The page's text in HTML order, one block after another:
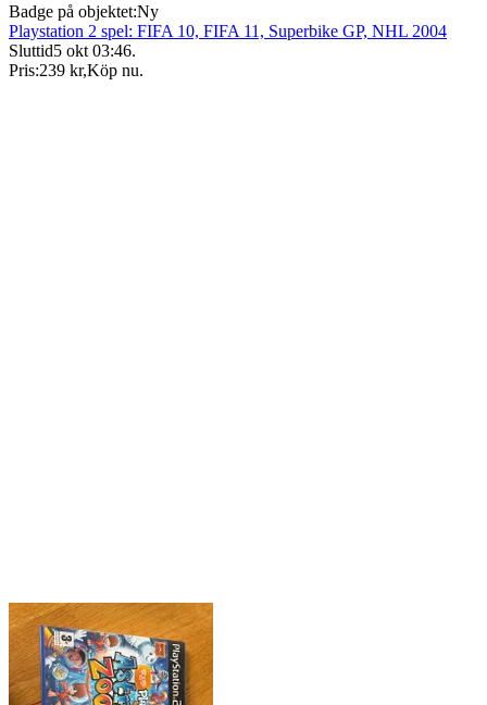
Badge på objektet:Ny
Playstation 2 spel: FIFA 10, FIFA 11, Superbike GP, NHL 2004
Sluttid5 okt 03:46.
Pris:239 kr,Köp nu.